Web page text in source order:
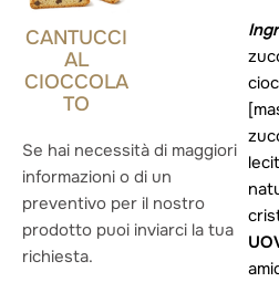
CANTUCCI
AL
CIOCCOLA
TO
Se hai necessità di maggiori
informazioni o di un
preventivo per il nostro
prodotto puoi inviarci la tua
richiesta.